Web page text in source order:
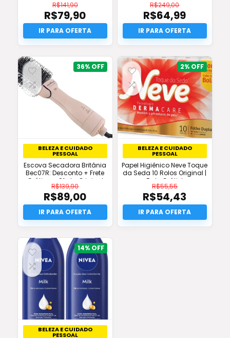
R$141,90
O
preço
original
era:
R$141,90.
R$79,90
O
preço
atual
é:
R$79,90.
R$249,00
O
preço
original
era:
R$249,00.
R$64,99
O
preço
atual
é:
R$64,99.
36%
BELEZA E CUIDADO
PESSOAL
Escova Secadora Britânia
Bec07R: Desconto + Frete
Grátis na Oferta Original
R$139,90
O
preço
original
era:
R$139,90.
R$89,00
O
preço
atual
é:
R$89,00.
2%
BELEZA E CUIDADO
PESSOAL
Papel Higiênico Neve Toque
da Seda 10 Rolos Original |
Frete Grátis!
R$55,55
O
preço
original
era:
R$54,43
O
preço
atual
14%
BELEZA E CUIDADO
PESSOAL